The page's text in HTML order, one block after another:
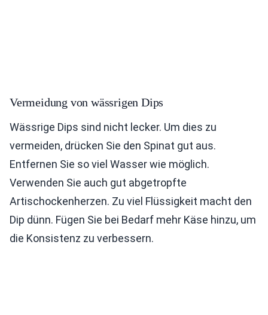
Vermeidung von wässrigen Dips
Wässrige Dips sind nicht lecker. Um dies zu
vermeiden, drücken Sie den Spinat gut aus.
Entfernen Sie so viel Wasser wie möglich.
Verwenden Sie auch gut abgetropfte
Artischockenherzen. Zu viel Flüssigkeit macht den
Dip dünn. Fügen Sie bei Bedarf mehr Käse hinzu, um
die Konsistenz zu verbessern.